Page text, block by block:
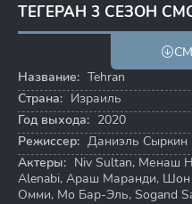
ТЕГЕРАН 3 СЕЗОН
7.2
Название: Tehran
Страна: Израиль
Год выхода: 2020
Режиссер: Даниэль Сыркин
Актеры: Niv Sultan, Менаш
Alenabi, Араш Маранди, Шон
Омми, Мо Бар-Эль, Sogand